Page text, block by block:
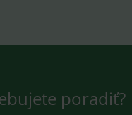
poradiť?